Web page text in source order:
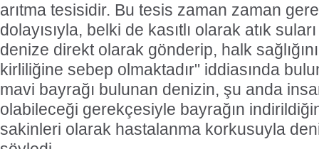
arıtma tesisidir. Bu tesis zaman zaman
dolayısıyla, belki de kasıtlı olarak atık
denize direkt olarak gönderip, halk
kirliliğine sebep olmaktadır" iddiasında
mavi bayrağı bulunan denizin, şu anda
olabileceği gerekçesiyle bayrağın
sakinleri olarak hastalanma korkusuyla